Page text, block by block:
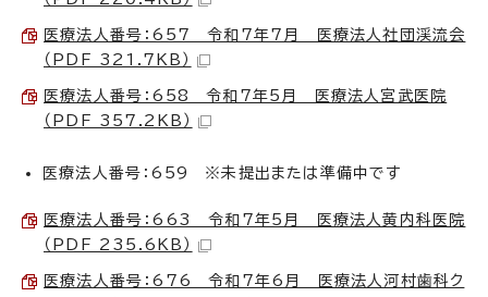
医療法人番号：657 令和7年7月 医療法人社団渓流会
（PDF 321.7KB）
医療法人番号：658 令和7年5月 医療法人宮武医院
（PDF 357.2KB）
医療法人番号：659 ※未提出または準備中です
医療法人番号：663 令和7年5月 医療法人黄内科医院
（PDF 235.6KB）
医療法人番号：676 令和7年6月 医療法人河村歯科ク